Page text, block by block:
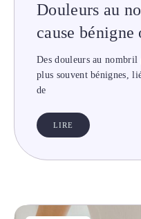
Douleurs au
cause bénigne
Des douleurs au nombril
plus souvent bénignes,
de
LIRE